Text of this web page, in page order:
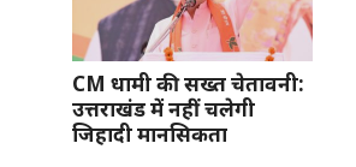
CM धामी की सख्त चेतावनी:
उत्तराखंड में नहीं चलेगी
जिहादी मानसिकता